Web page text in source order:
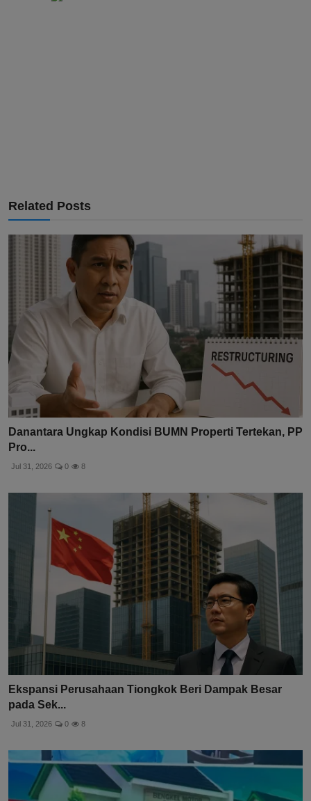
Related Posts
Danantara Ungkap Kondisi BUMN Properti Tertekan, PP
Pro...
Jul 31, 2026 0 8
Ekspansi Perusahaan Tiongkok Beri Dampak Besar
pada Sek...
Jul 31, 2026 0 8